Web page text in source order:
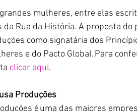
mulheres, entre elas
da Rua da História. A proposta
como signatária dos
e do Pacto Global. Para
clicar aqui.
Produções
é uma das maiores